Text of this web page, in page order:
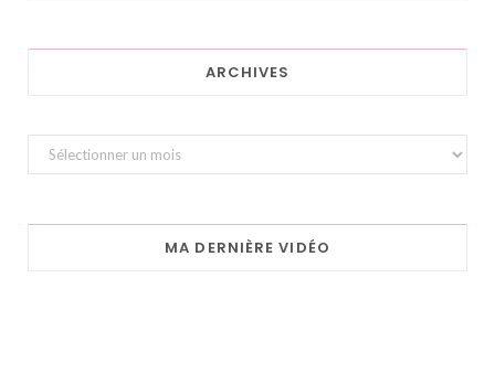
ARCHIVES
Archives
MA DERNIÈRE VIDÉO